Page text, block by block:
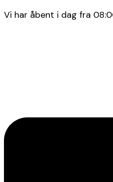
Vi har åbent i dag fra